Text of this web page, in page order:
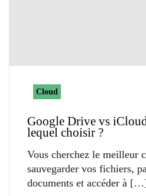
Cloud
Google Drive vs
lequel choisir ?
Vous cherchez le meilleur
sauvegarder vos fichiers,
documents et accéder à